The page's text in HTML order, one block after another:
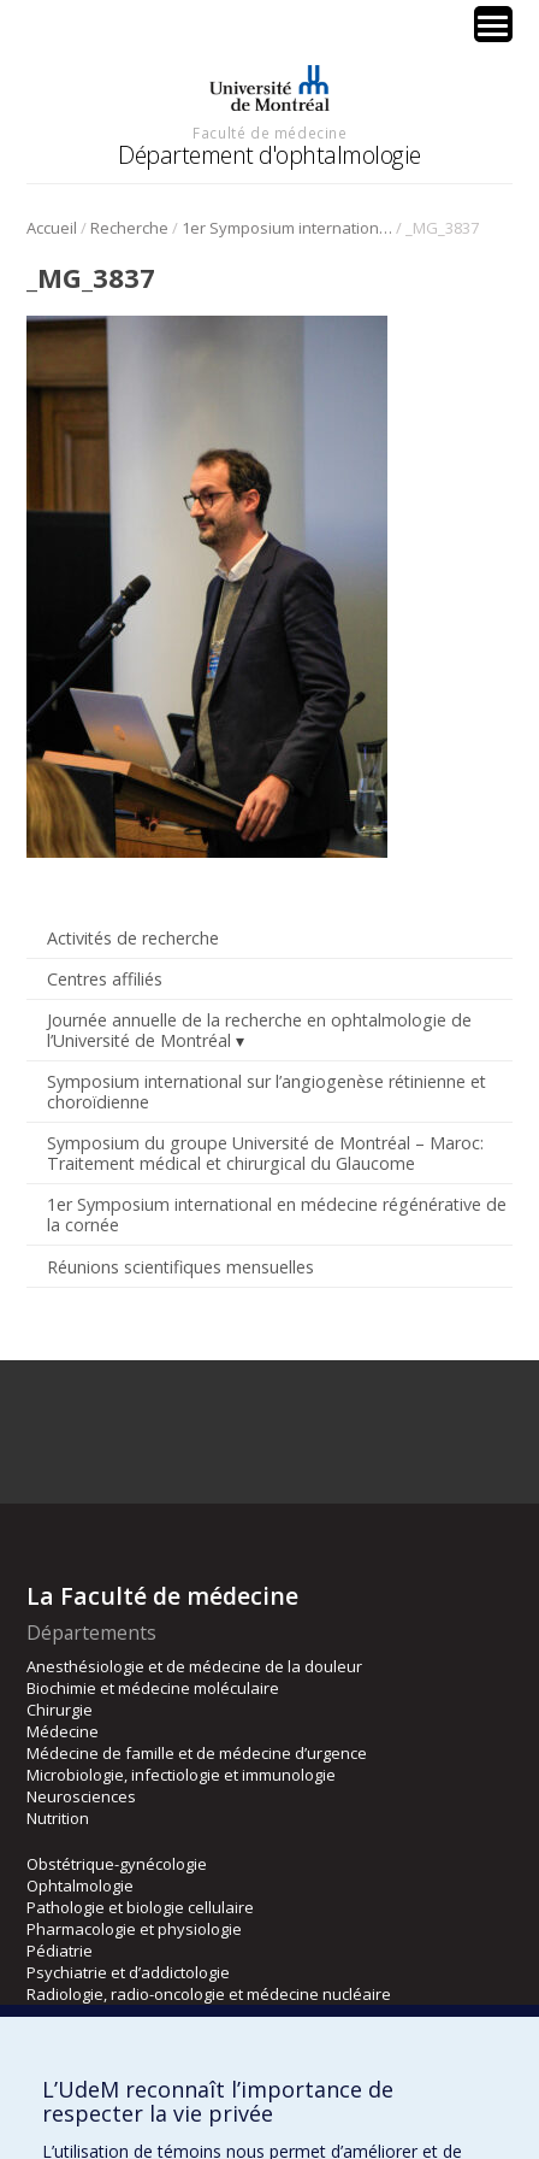
Faculté de médecine
Département d'ophtalmologie
Accueil / Recherche / 1er Symposium international en médecine régénérative de la cornée / _MG_3837
Activités de recherche
Centres affiliés
Journée annuelle de la recherche en ophtalmologie de
l’Université de Montréal
Symposium international sur l’angiogenèse rétinienne et
choroïdienne
Symposium du groupe Université de Montréal – Maroc:
Traitement médical et chirurgical du Glaucome
1er Symposium international en médecine régénérative de
la cornée
Réunions scientifiques mensuelles
_MG_3837
La Faculté de médecine
Départements
Anesthésiologie et de médecine de la douleur
Biochimie et médecine moléculaire
Chirurgie
Médecine
Médecine de famille et de médecine d’urgence
Microbiologie, infectiologie et immunologie
Neurosciences
Nutrition
Obstétrique-gynécologie
Ophtalmologie
Pathologie et biologie cellulaire
Pharmacologie et physiologie
Pédiatrie
Psychiatrie et d’addictologie
Radiologie, radio-oncologie et médecine nucléaire
Écoles
Kinésiologie et des sciences de l’activité physique
Orthophonie et audiologie
Réadaptation
L’UdeM reconnaît l’importance de
respecter la vie privée
L’utilisation de témoins nous permet d’améliorer et de